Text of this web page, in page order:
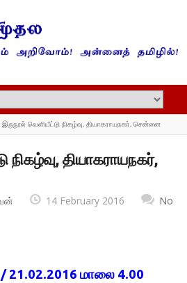
இருநூல் வெளியீட்டு நிகழ்வு, தியாகராயநகர், சென்னை
தியாகராயநகர்,
14 February 2016
No
/ 21.02.2016 மாலை 4.00